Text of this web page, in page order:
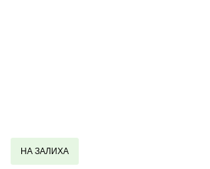
НА ЗАЛИХА